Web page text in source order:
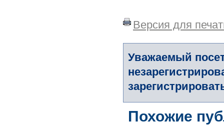
Версия для
Уважаемый
Похожие